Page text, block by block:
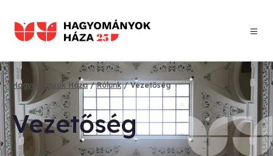
tartalomra
Morzsa
Hagyományok Háza Rólunk Vezetőség
Ve­ze­tő­ség